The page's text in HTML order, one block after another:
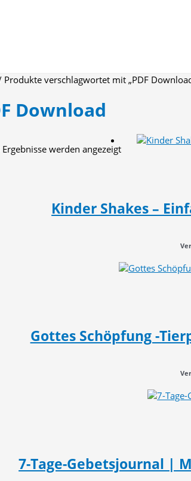
Produkte verschlagwortet mit „PDF
Download
werden angezeigtNach
Kinder Shakes –
Gottes Schöpfung -
7-Tage-Gebetsjournal |